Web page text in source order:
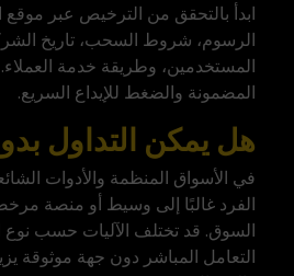
ابدأ بالتحقق من الترخيص عبر موقع
الرسوم، شروط السحب، تاريخ
المستخدمين، وطريقة خدمة
المضمونة والضغط للإيداع السريع.
هل يمكن التداول
في الأسواق المنظمة والأدوات
الفرد غالبًا إلى وسيط أو منصة
السوق. قد تختلف الآليات حسب نوع
التعامل المباشر دون جهة موثوقة